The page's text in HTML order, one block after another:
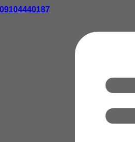
09104440187